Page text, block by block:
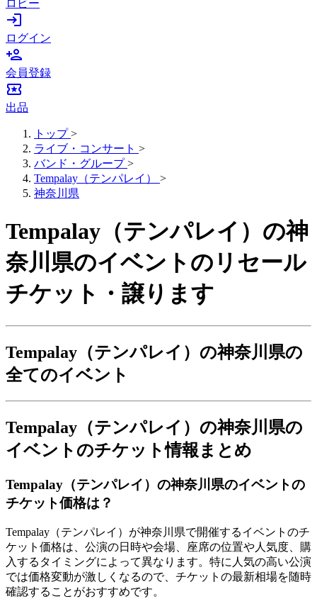
ロビー
login
ログイン
person_add
会員登録
local_activity
出品
トップ >
ライブ・コンサート >
バンド・グループ >
Tempalay（テンパレイ）
>
神奈川県
Tempalay（テンパレイ）の神
奈川県のイベントのリセール
チケット・譲ります
Tempalay（テンパレイ）の神奈川県の
全てのイベント
Tempalay（テンパレイ）の神奈川県の
イベントのチケット情報まとめ
Tempalay（テンパレイ）の神奈川県のイベントの
チケット価格は？
Tempalay（テンパレイ）が神奈川県で開催するイベントのチ
ケット価格は、公演の日時や会場、座席の位置や人気度、購
入するタイミングによって異なります。特に人気の高い公演
では価格変動が激しくなるので、チケットの最新相場を随時
確認することがおすすめです。